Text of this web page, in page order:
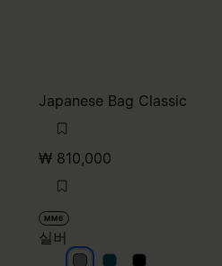
Japanese Bag Classic
₩ 810,000
MM6
실버